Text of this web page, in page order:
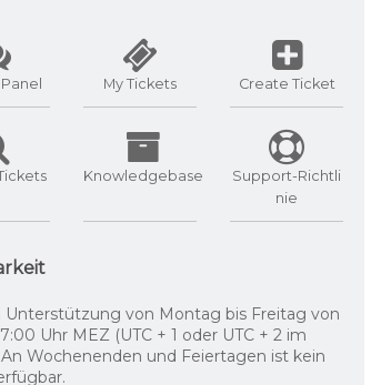
My Tickets Create Ticket
Knowledgebase
Support-Richtli
nie
Unterstützung von Montag bis Freitag von
Uhr MEZ (UTC + 1 oder UTC + 2 im
Wochenenden und Feiertagen ist kein